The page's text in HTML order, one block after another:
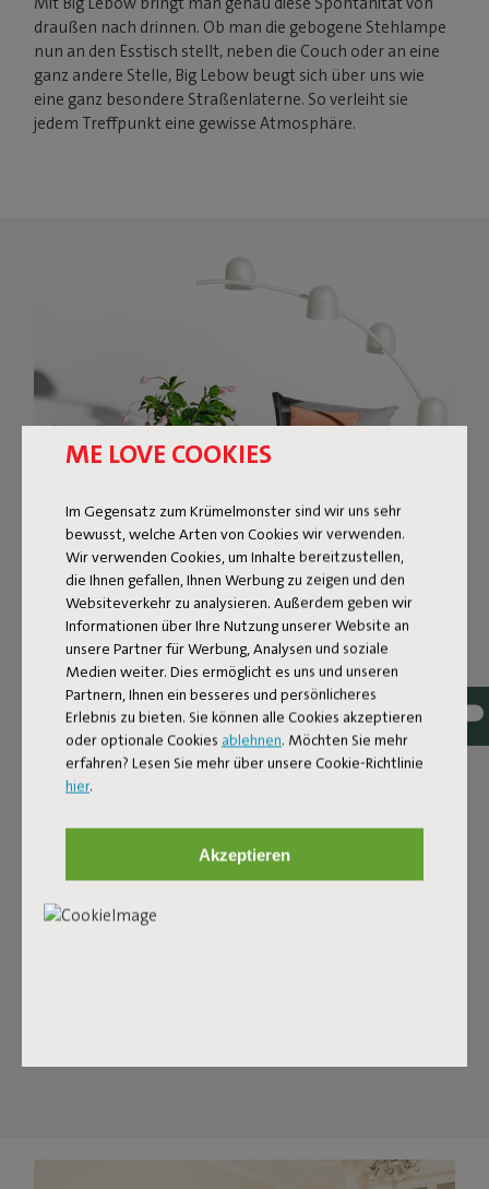
ME LOVE COOKIES
Im Gegensatz zum Krümelmonster sind wir uns sehr
bewusst, welche Arten von Cookies wir verwenden.
Wir verwenden Cookies, um Inhalte bereitzustellen,
die Ihnen gefallen, Ihnen Werbung zu zeigen und den
Websiteverkehr zu analysieren. Außerdem geben wir
Informationen über Ihre Nutzung unserer Website an
unsere Partner für Werbung, Analysen und soziale
Medien weiter. Dies ermöglicht es uns und unseren
Partnern, Ihnen ein besseres und persönlicheres
Erlebnis zu bieten. Sie können alle Cookies akzeptieren
oder optionale Cookies ablehnen. Möchten Sie mehr
erfahren? Lesen Sie mehr über unsere Cookie-Richtlinie
hier.
Akzeptieren
draußen nach drinnen. Ob man die gebogene Stehlampe
nun an den Esstisch stellt, neben die Couch oder an eine
ganz andere Stelle, Big Lebow beugt sich über uns wie
eine ganz besondere Straßenlaterne. So verleiht sie
jedem Treffpunkt eine gewisse Atmosphäre.
GROSSE BOGENLAMPE, G
ROSSARTIGE AT
MOSPHÄRE
Mit Big Lebow hebt Fatboy die Innenbeleuchtung auf eine
völlig neue Ebene - genauer gesagt, in eine Höhe von 2
Meter 34. Der kraftvolle Bogen dieser Stehlampe besteht
genauso wie der schwere Fuß aus pulverbeschichtetem
Stahl. Das sanfte Licht der LED-Lampen wird von den